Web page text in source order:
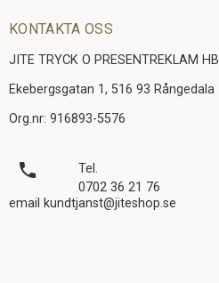
KONTAKTA OSS
JITE TRYCK O PRESENTREKLAM HB
Ekebergsgatan 1, 516 93 Rångedala
Org.nr: 916893-5576
local_phone
Tel.
0702 36 21 76
email kundtjanst@jiteshop.se